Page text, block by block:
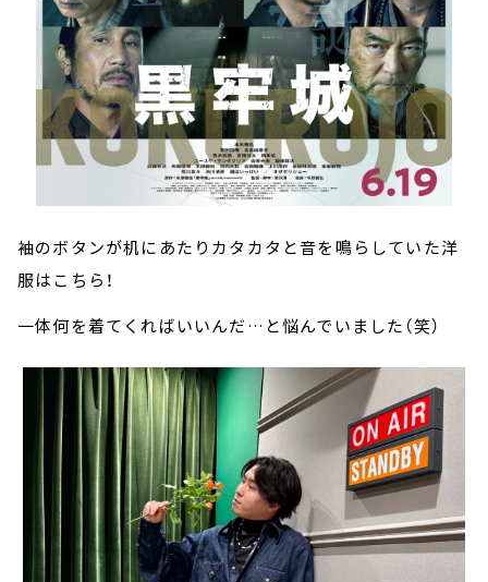
袖のボタンが机にあたりカタカタと音を鳴らしていた洋
服はこちら！
一体何を着てくればいいんだ…と悩んでいました（笑）